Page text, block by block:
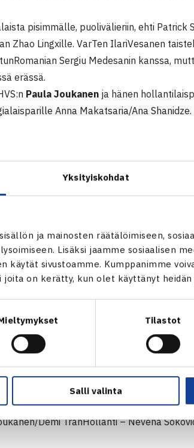
Yksityiskohdat
ja mainosten räätälöimiseen,
Lisäksi jaamme sosiaalisen
käytät sivustoamme. Kumppanimme
on kerätty, kun olet käyttänyt heidän
Tilastot
Salli valinta
pisimmälle, puolivälieriin, ehti Patrick
Zhao Lingxille. VarTen IlariVesanen
Sergiu Medesanin kanssa,
erässä.
Paula Joukanen ja hänen
Anna Makatsaria/Ana Shanidze.
Malta
Romania (7.) – Vesanen 76(8) 76(9),
Kiina (3.) – Stenfors 61 76(4)
Ilari Vesanen (5.) – Zhao Lingxi
Hagmann Saksa/AaronHepburn
– Nicholas Campbell/Menelaos
Adamovich Valko-Venäjä/Jan
Demi TranHollanti – Nevena